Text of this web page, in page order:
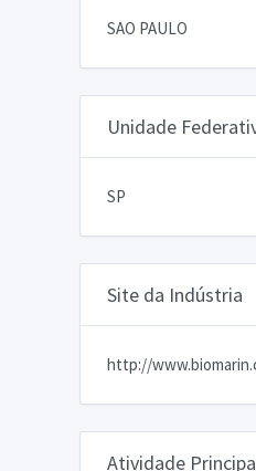
SAO PAULO
Unidade
SP
Site da Indústria
http://
Atividade